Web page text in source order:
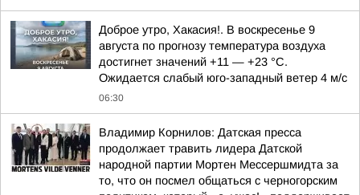
Доброе утро, Хакасия!. В воскресенье 9
августа по прогнозу температура воздуха
достигнет значений +11 — +23 °С.
Ожидается слабый юго-западный ветер 4 м/с
06:30
Владимир Корнилов: Датская пресса
продолжает травить лидера Датской
народной партии Мортен Мессершмидта за
то, что он посмел общаться с черногорским